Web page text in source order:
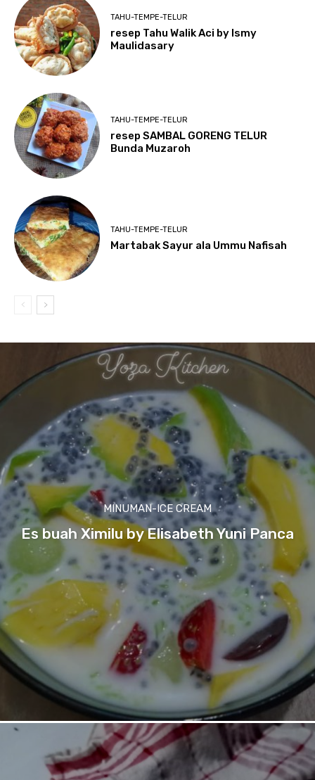
TAHU-TEMPE-TELUR
resep Tahu Walik Aci by Ismy
Maulidasary
TAHU-TEMPE-TELUR
resep SAMBAL GORENG TELUR
Bunda Muzaroh
TAHU-TEMPE-TELUR
Martabak Sayur ala Ummu Nafisah
MINUMAN-ICE CREAM
Es buah Ximilu by Elisabeth Yuni Panca